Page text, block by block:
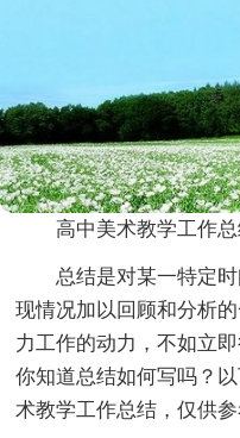
高中美术教学工作
总结是对某一特定
现情况加以回顾和分析
力工作的动力，不如立
你知道总结如何写吗？
术教学工作总结，仅供